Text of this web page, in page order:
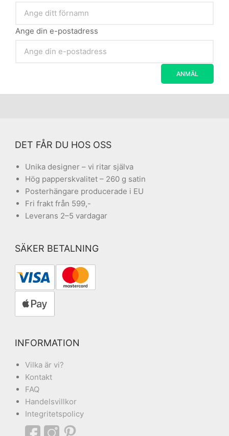
Ange din e-postadress
DET FÅR DU HOS OSS
Unika designer – vi ritar själva
Hög papperskvalitet – 260 g satin
Posterhängare producerade i EU
Fri frakt från 599,-
Leverans 2–5 vardagar
SÄKER BETALNING
INFORMATION
Vilka är vi?
Kontakt
FAQ
Handelsvillkor
Integritetspolicy